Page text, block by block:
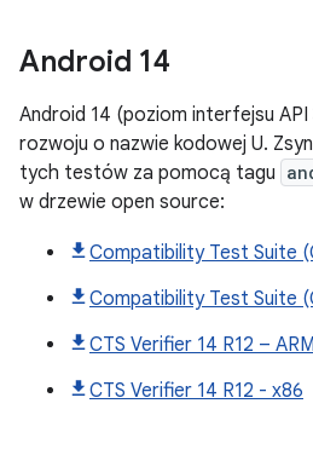
Android 14
Android 14 (poziom interfejsu
rozwoju o nazwie kodowej U.
tych testów za pomocą tagu
w drzewie open source:
Compatibility Test Suite
Compatibility Test Suite
CTS Verifier 14 R12 – ARM
CTS Verifier 14 R12 - x86